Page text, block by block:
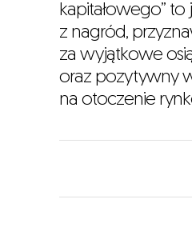
kapitałowego” to
z nagród,
za wyjątkowe
oraz pozytywny
na otoczenie